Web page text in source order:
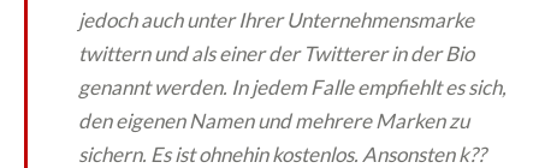
jedoch auch unter Ihrer Unternehmensmarke
twittern und als einer der Twitterer in der Bio
genannt werden. In jedem Falle empfiehlt es sich,
den eigenen Namen und mehrere Marken zu
sichern. Es ist ohnehin kostenlos. Ansonsten k??